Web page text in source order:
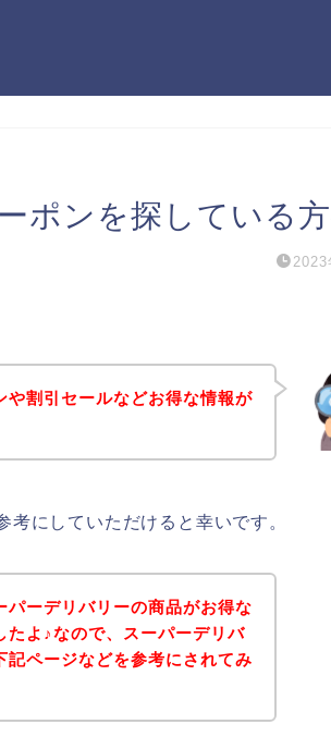
ポンを探している
2023
や割引セールなどお得な情報が
にしていただけると幸いです。
パーデリバリーの商品がお得な
たよ♪なので、スーパーデリバ
記ページなどを参考にされてみ